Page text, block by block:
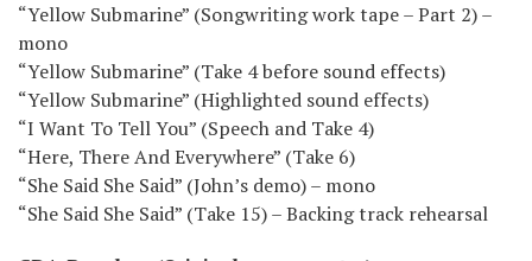
“Yellow Submarine” (Songwriting work tape – Part 2) –
mono
“Yellow Submarine” (Take 4 before sound effects)
“Yellow Submarine” (Highlighted sound effects)
“I Want To Tell You” (Speech and Take 4)
“Here, There And Everywhere” (Take 6)
“She Said She Said” (John’s demo) – mono
“She Said She Said” (Take 15) – Backing track rehearsal